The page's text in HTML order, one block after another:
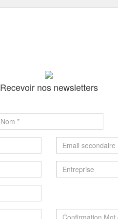
Recevoir nos newsletters